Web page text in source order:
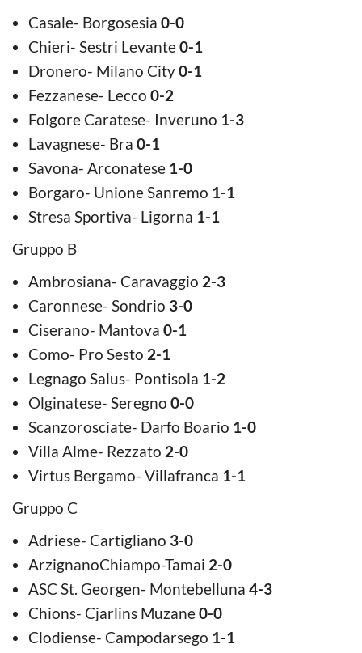
Casale- Borgosesia 0-0
Chieri- Sestri Levante0-1
Dronero- Milano City0-1
Fezzanese- Lecco 0-2
Folgore Caratese- Inveruno 1-3
Lavagnese- Bra 0-1
Savona- Arconatese 1-0
Borgaro- Unione Sanremo 1-1
Stresa Sportiva- Ligorna 1-1
Gruppo B
Ambrosiana- Caravaggio 2-3
Caronnese- Sondrio 3-0
Ciserano- Mantova 0-1
Como- Pro Sesto 2-1
Legnago Salus- Pontisola 1-2
Olginatese- Seregno 0-0
Scanzorosciate- Darfo Boario 1-0
Villa Alme- Rezzato 2-0
Virtus Bergamo- Villafranca 1-1
Gruppo C
Adriese- Cartigliano 3-0
ArzignanoChiampo-Tamai 2-0
ASC St. Georgen- Montebelluna 4-3
Chions- Cjarlins Muzane0-0
Clodiense- Campodarsego 1-1